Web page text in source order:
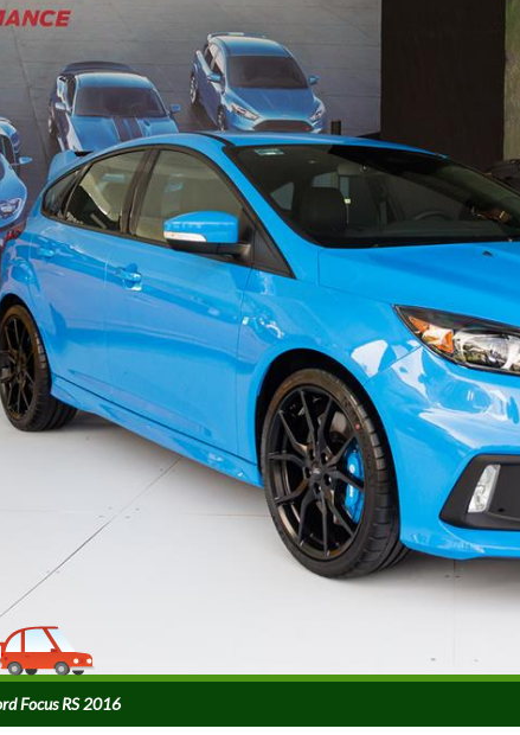
Focus RS 2016